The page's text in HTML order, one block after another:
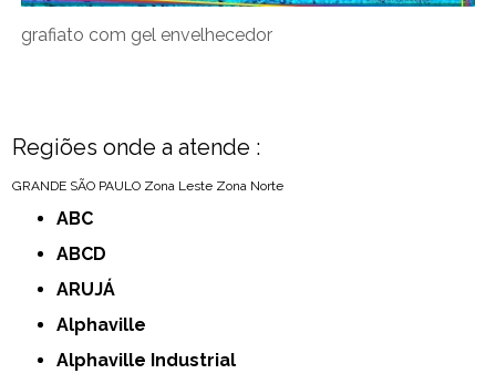
grafiato com gel envelhecedor
Regiões onde a atende :
GRANDE SÃO PAULO Zona Leste Zona Norte
ABC
ABCD
ARUJÁ
Alphaville
Alphaville Industrial